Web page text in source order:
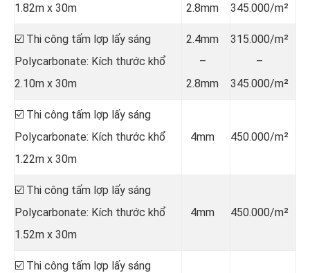
1.82m x 30m
2.8mm
345.000/m²
☑️ Thi công tấm lợp lấy sáng
Polycarbonate: Kích thước khổ
2.10m x 30m
2.4mm
–
2.8mm
315.000/m²
–
345.000/m²
☑️ Thi công tấm lợp lấy sáng
Polycarbonate: Kích thước khổ
1.22m x 30m
4mm 450.000/m²
☑️ Thi công tấm lợp lấy sáng
Polycarbonate: Kích thước khổ
1.52m x 30m
4mm 450.000/m²
☑️ Thi công tấm lợp lấy sáng